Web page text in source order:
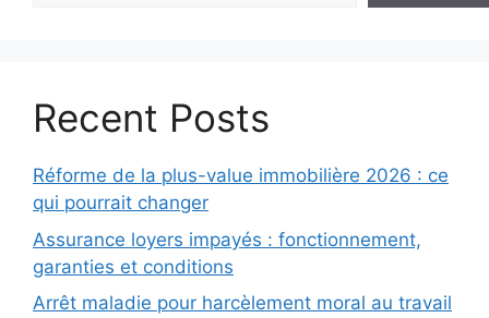
Recent Posts
Réforme de la plus-value immobilière 2026 : ce
qui pourrait changer
Assurance loyers impayés : fonctionnement,
garanties et conditions
Arrêt maladie pour harcèlement moral au travail